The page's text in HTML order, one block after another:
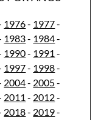
1976- 1977-
1983- 1984-
1990- 1991 -
1997- 1998-
2004- 2005-
2011 - 2012-
2018- 2019-